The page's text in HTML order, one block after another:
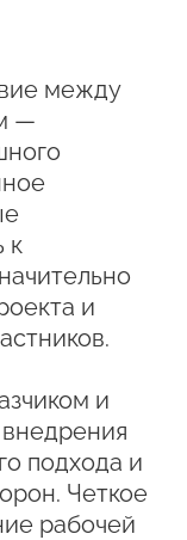
между
—
к
и
и
подхода и
Четкое
рабочей